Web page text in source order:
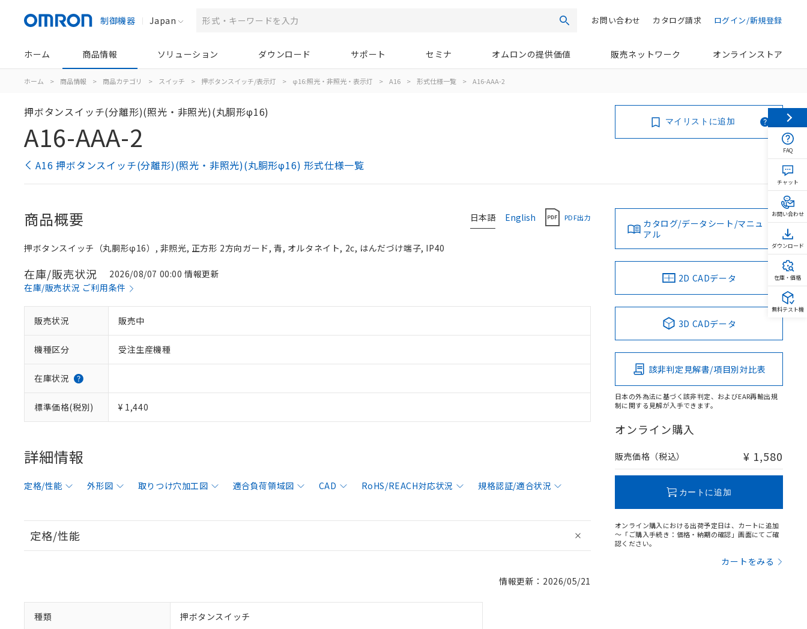
制御機器 Japan 検索 ログイン/新規登録
カタログ請求
お問い合わせ
ホーム 商品情報 ソリューション ダウンロード サポート セミナ オムロンの提供価値 販売ネットワーク オンラインストア
ホーム > 商品情報 > 商品カテゴリ > スイッチ > 押ボタンスイッチ/表示灯 > φ16:照光・非照光・表示灯 > A16 > 形式仕様一覧 > A16-AAA-2
押ボタンスイッチ(分離形)(照光・非照光)(丸胴形φ16)
A16-AAA-2
A16 押ボタンスイッチ(分離形)(照光・非照光)(丸胴形φ16) 形式仕様一覧
マイリストに追加
日本語 English PDF出力
商品概要
押ボタンスイッチ（丸胴形φ16）, 非照光, 正方形 2方向ガード, 青, オルタネイト, 2c, はんだづけ端子, IP40
在庫/販売状況
2026/08/07 00:00 情報更新
在庫/販売状況 ご利用条件
販売状況 販売中
機種区分 受注生産機種
在庫状況
標準価格(税別) ¥ 1,440
詳細情報
定格/性能 外形図 取りつけ穴加工図 適合負荷領域図 CAD RoHS/REACH対応状況 規格認証/適合状況
定格/性能
情報更新：2026/05/21
種類 押ボタンスイッチ
カタログ/データシート/マニュ
アル
2D CADデータ
3D CADデータ
該非判定見解書/項目別対比表
日本の外為法に基づく該非判定、およびEAR再輸出規
制に関する見解が入手できます。
オンライン購入
販売価格（税込） ¥ 1,580
カートに追加
オンライン購入における出荷予定日は、カートに追加
～「ご購入手続き：価格・納期の確認」画面にてご確
認ください。
カートをみる
FAQ
チャット
お問い合わせ
ダウンロード
在庫・価格
無料テスト機